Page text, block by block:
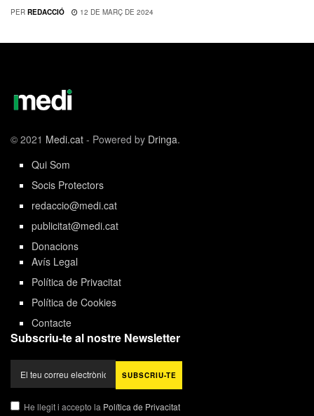
PER REDACCIÓ 12 DE MARÇ DE 2024
© 2021 Medi.cat - Powered by Dringa.
Qui Som
Socis Protectors
redaccio@medi.cat
publicitat@medi.cat
Donacions
Avís Legal
Política de Privacitat
Política de Cookies
Contacte
Subscriu-te al nostre Newsletter
He llegit i accepto la Política de Privacitat